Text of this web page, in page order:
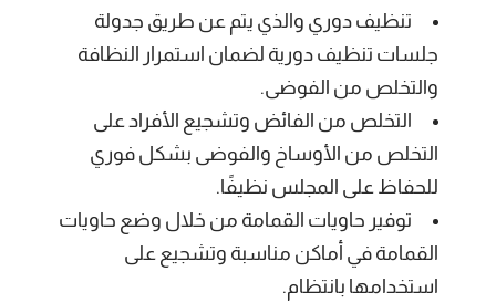
تنظيف دوري والذي يتم عن طريق جدولة
جلسات تنظيف دورية لضمان استمرار النظافة
والتخلص من الفوضى.
التخلص من الفائض وتشجيع الأفراد على
التخلص من الأوساخ والفوضى بشكل فوري
للحفاظ على المجلس نظيفًا.
توفير حاويات القمامة من خلال وضع حاويات
القمامة في أماكن مناسبة وتشجيع على
استخدامها بانتظام.